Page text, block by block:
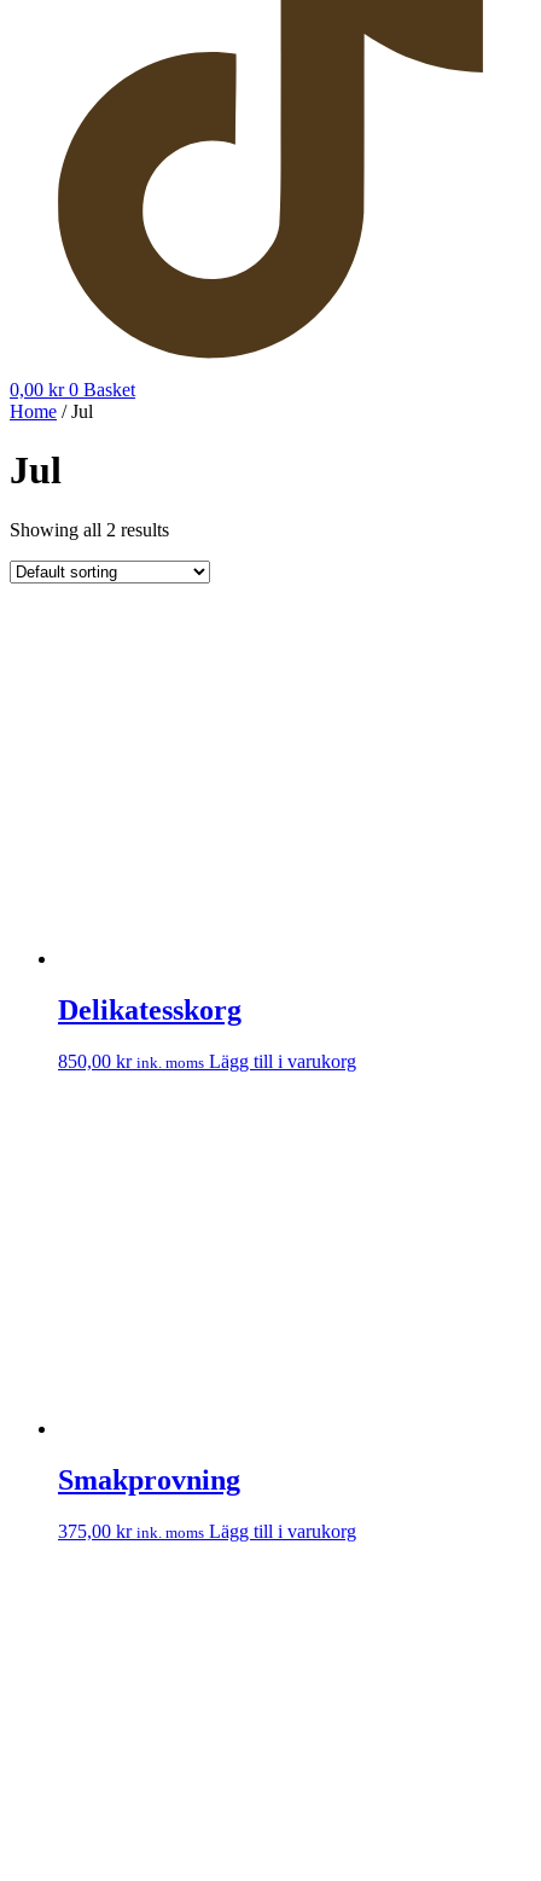
0,00 kr 0 Basket
Home / Jul
Jul
Showing all 2 results
Delikatesskorg
850,00 kr ink. moms Lägg till i varukorg
Smakprovning
375,00 kr ink. moms Lägg till i varukorg